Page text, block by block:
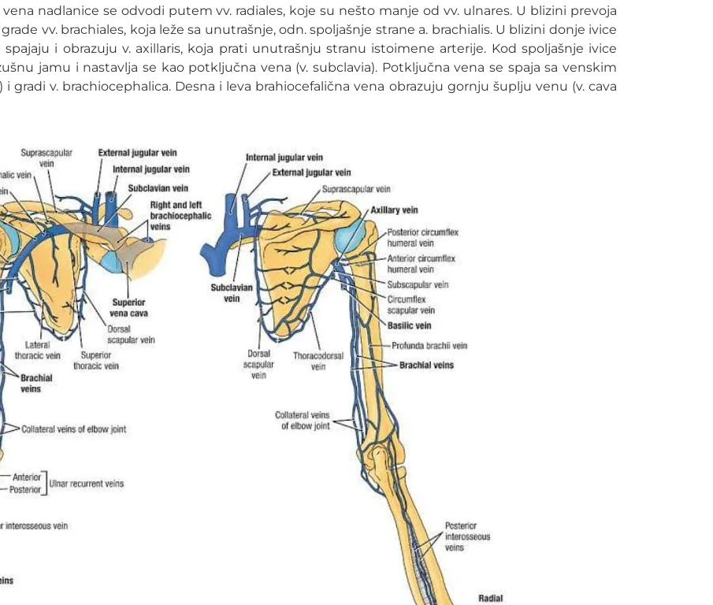
nadlanice se odvodi putem vv. radiales, koje su nešto manje od vv. ulnares. U blizini prevoja
vv. brachiales, koja leže sa unutrašnje, odn. spoljašnje strane a. brachialis. U blizini donje ivice
spajaju i obrazuju v. axillaris, koja prati unutrašnju stranu istoimene arterije. Kod spoljašnje ivice
jamu i nastavlja se kao potključna vena (v. subclavia). Potključna vena se spaja sa venskim
gradi v. brachiocephalica. Desna i leva brahiocefalična vena obrazuju gornju šuplju venu (v. cava